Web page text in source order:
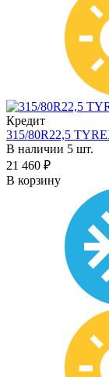
Кредит
315/80R22,5
В наличии 5 шт.
21 460 ₽
В корзину